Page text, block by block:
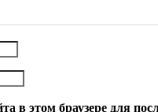
в этом браузере для